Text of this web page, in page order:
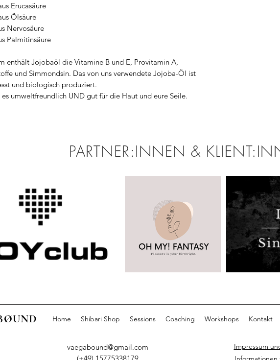
Erucasäure
Ölsäure
Nervosäure
Palmitinsäure
enthält Jojobaöl die Vitamine B und E, Provitamin A,
und Simmondsin. Das von uns verwendete Jojoba-Öl ist
und biologisch produziert.
umweltfreundlich UND gut für die Haut und eure Seile.
PARTNER:INNEN &
Home Shibari Shop Sessions Coaching Workshops Kontakt
vaegabound@gmail.com
Impressum